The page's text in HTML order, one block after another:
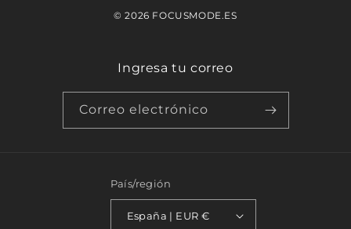
© 2026 FOCUSMODE.ES
Ingresa tu correo
Correo electrónico
País/región
España | EUR €